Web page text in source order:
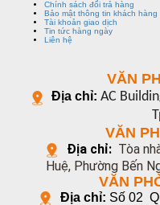
Chính sách đổi trả hàng
Bảo mật thông tin khách hàng
Tài khoản giao dịch
Tin tức hàng ngày
Liên hệ
VĂN
Địa chỉ: AC
VĂN
Địa chỉ: Tòa
Huệ, Phường Bến
VĂN
Địa chỉ: Số 02